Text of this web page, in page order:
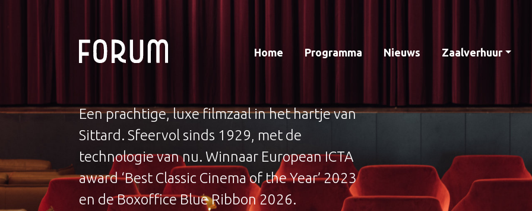
Home Programma Nieuws Zaalverhuur
Een prachtige, luxe filmzaal in het hartje van
Sittard. Sfeervol sinds 1929, met de
technologie van nu. Winnaar European ICTA
award ‘Best Classic Cinema of the Year’ 2023
en de Boxoffice Blue Ribbon 2026.